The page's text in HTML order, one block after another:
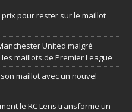
pour rester sur le maillot
United malgré
maillots de Premier League
maillot avec un nouvel
le RC Lens transforme un